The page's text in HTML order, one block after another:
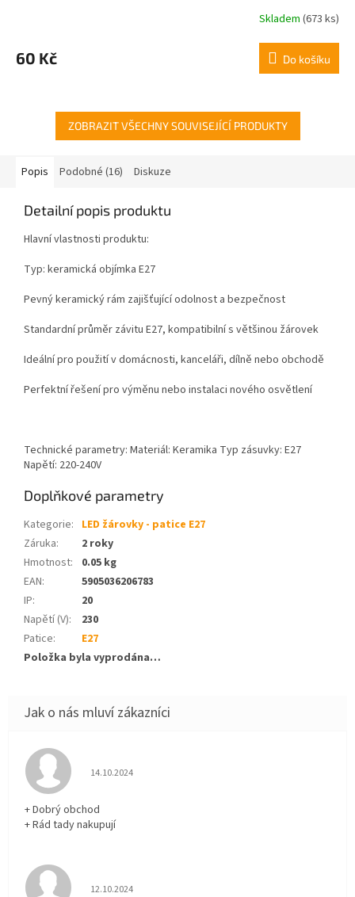
produktu
je
Skladem(673 ks)
60 Kč Do košíku
ZOBRAZIT VŠECHNY SOUVISEJÍCÍ PRODUKTY
Popis Podobné (16) Diskuze
Detailní popis produktu
Hlavní vlastnosti produktu:
Typ: keramická objímka E27
Pevný keramický rám zajišťující odolnost a bezpečnost
Standardní průměr závitu E27, kompatibilní s většinou žárovek
Ideální pro použití v domácnosti, kanceláři, dílně nebo obchodě
Perfektní řešení pro výměnu nebo instalaci nového osvětlení
Technické parametry: Materiál: Keramika Typ zásuvky: E27
Napětí: 220-240V
Doplňkové parametry
Kategorie: LED žárovky - patice E27
Záruka:
2 roky
Hmotnost:
0.05 kg
EAN:
5905036206783
IP:
20
Napětí (V):
230
Patice:
E27
Položka byla vyprodána…
Hodnocení obchodu je 5 z 5 hvězdiček.
14.10.2024
+ Dobrý obchod
+ Rád tady nakupují
Hodnocení obchodu je 5 z 5 hvězdiček.
12.10.2024